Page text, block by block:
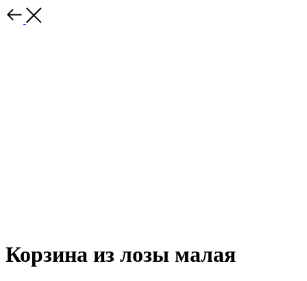
Корзина из лозы малая